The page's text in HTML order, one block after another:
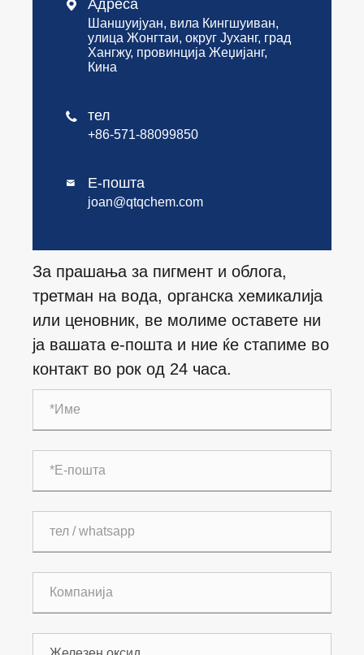
 Адреса
Шаншуијуан, вила Кингшуиван,
улица Жонгтаи, округ Јуханг, град
Хангжу, провинција Жеџијанг,
Кина
 тел
+86-571-88099850
 Е-пошта
joan@qtqchem.com
За прашања за пигмент и облога,
третман на вода, органска хемикалија
или ценовник, ве молиме оставете ни
ја вашата е-пошта и ние ќе стапиме во
контакт во рок од 24 часа.